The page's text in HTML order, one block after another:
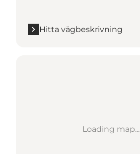
Hitta vägbeskrivning
Loading map...